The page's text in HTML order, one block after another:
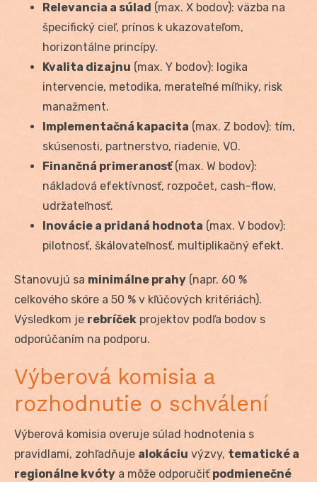
Relevancia a súlad (max. X bodov): väzba na
špecifický cieľ, prínos k ukazovateľom,
horizontálne princípy.
Kvalita dizajnu (max. Y bodov): logika
intervencie, metodika, merateľné míľniky, risk
manažment.
Implementačná kapacita (max. Z bodov): tím,
skúsenosti, partnerstvo, riadenie, VO.
Finančná primeranosť(max. W bodov):
nákladová efektívnosť, rozpočet, cash-flow,
udržateľnosť.
Inovácie a pridaná hodnota (max. V bodov):
pilotnosť, škálovateľnosť, multiplikačný efekt.
Stanovujú sa minimálne prahy (napr. 60 %
celkového skóre a 50 % v kľúčových kritériách).
Výsledkom je rebríček projektov podľa bodov s
odporúčaním na podporu.
Výberová komisia a
rozhodnutie o schválení
Výberová komisia overuje súlad hodnotenia s
pravidlami, zohľadňuje alokáciu výzvy, tematické a
regionálne kvóty a môže odporučiť podmienečné